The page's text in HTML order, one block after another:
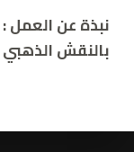
نبذة عن العمل :
بالنقش الذهبي